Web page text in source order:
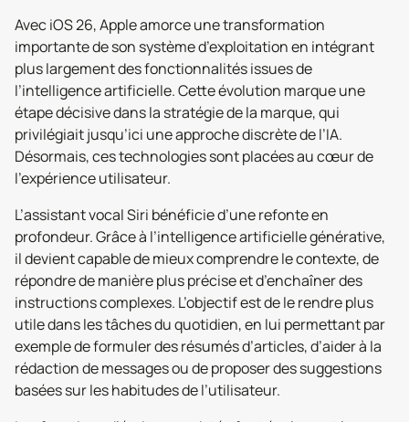
Avec iOS 26, Apple amorce une transformation
importante de son système d’exploitation en intégrant
plus largement des fonctionnalités issues de
l’intelligence artificielle. Cette évolution marque une
étape décisive dans la stratégie de la marque, qui
privilégiait jusqu’ici une approche discrète de l’IA.
Désormais, ces technologies sont placées au cœur de
l’expérience utilisateur.
L’assistant vocal Siri bénéficie d’une refonte en
profondeur. Grâce à l’intelligence artificielle générative,
il devient capable de mieux comprendre le contexte, de
répondre de manière plus précise et d’enchaîner des
instructions complexes. L’objectif est de le rendre plus
utile dans les tâches du quotidien, en lui permettant par
exemple de formuler des résumés d’articles, d’aider à la
rédaction de messages ou de proposer des suggestions
basées sur les habitudes de l’utilisateur.